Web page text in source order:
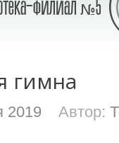
гимна
2019 Автор: